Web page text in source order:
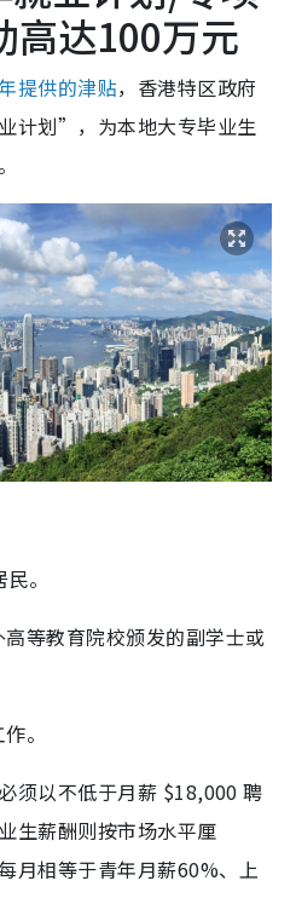
高达100万元
提供的津贴，香港特区政府
计划”，为本地大专毕业生
。
等教育院校颁发的副学士或
。
须以不低于月薪 $18,000 聘
生薪酬则按市场水平厘
月相等于青年月薪60%、上